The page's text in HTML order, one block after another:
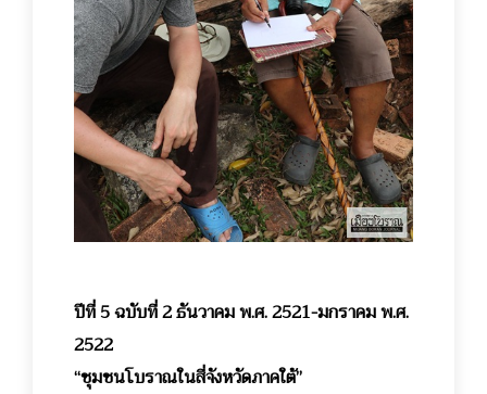
ปีที่ 5 ฉบับที่ 2 ธันวาคม พ.ศ. 2521-มกราคม พ.ศ.
2522
“ชุมชนโบราณในสี่จังหวัดภาคใต้”